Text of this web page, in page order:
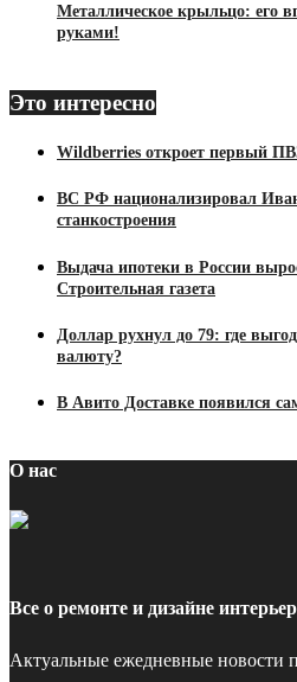
Металлическое крыльцо: его
руками!
Это интересно
Wildberries откроет первый
ВС РФ национализировал
станкостроения
Выдача ипотеки в России
Строительная газета
Доллар рухнул до 79: где
валюту?
В Авито Доставке появился
О нас
Все о ремонте и дизайне
Актуальные ежедневные новости